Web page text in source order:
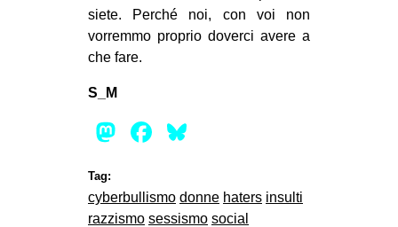
siete. Perché noi, con voi non
vorremmo proprio doverci avere a
che fare.
S_M
Mastodon
Facebook
Tag:
cyberbullismo donne haters insulti
razzismo sessismo social